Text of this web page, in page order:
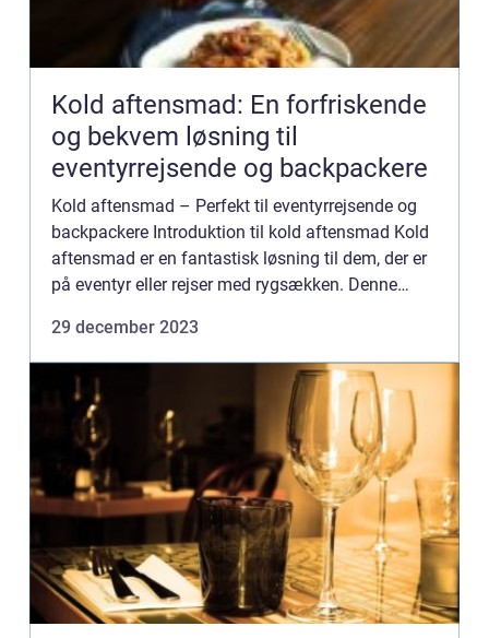
Kold aftensmad: En forfriskende
og bekvem løsning til
eventyrrejsende og backpackere
Kold aftensmad – Perfekt til eventyrrejsende og
backpackere Introduktion til kold aftensmad Kold
aftensmad er en fantastisk løsning til dem, der er
på eventyr eller rejser med rygsækken. Denne
lækk...
29 december 2023